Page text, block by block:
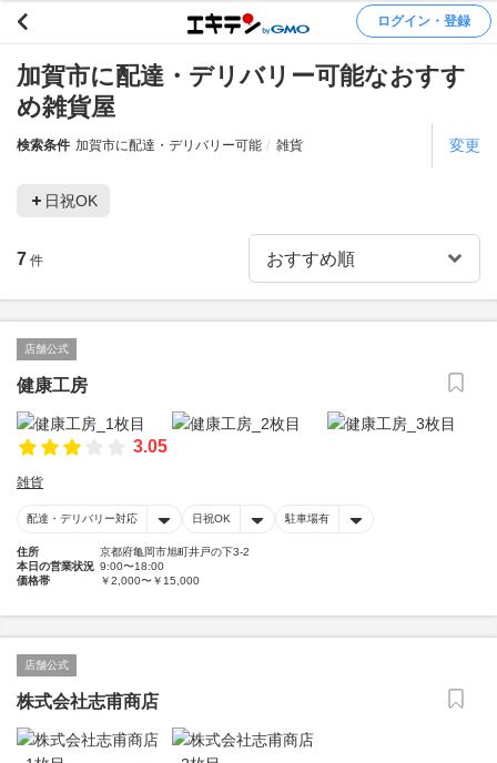
ログイン・登録
加賀市に配達・デリバリー可能なおすす
め雑貨屋
検索条件 加賀市に配達・デリバリー可能 雑貨 変更
日祝OK
7 件
店舗公式
健康工房
3.05
雑貨
配達・デリバリー対応 日祝OK 駐車場有
住所
京都府亀岡市旭町井戸の下3-2
本日の営業状況 9:00〜18:00
価格帯
￥2,000〜￥15,000
店舗公式
株式会社志甫商店